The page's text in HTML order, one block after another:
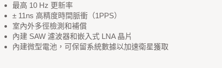
最高 10 Hz 更新率
± 11ns 高精度時間脈衝（1PPS）
室內外多徑檢測和補償
內建 SAW 濾波器和嵌入式 LNA 晶片
內建微型電池，可保留系統數據以加速衛星獲取